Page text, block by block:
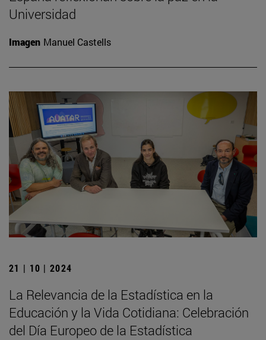
Universidad
Imagen Manuel Castells
21 | 10 | 2024
La Relevancia de la Estadística en la
Educación y la Vida Cotidiana: Celebración
del Día Europeo de la Estadística